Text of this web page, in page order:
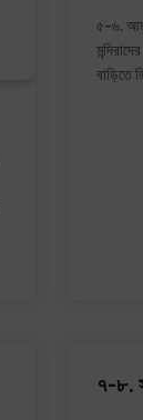
৫-৬.
বাড়িতে
৭-৮.